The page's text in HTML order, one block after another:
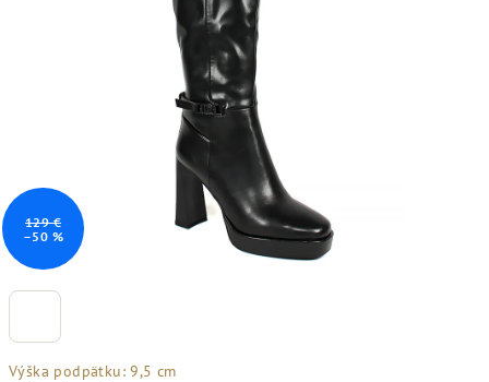
Výška podpätku: 9,5 cm
129 €
–50 %